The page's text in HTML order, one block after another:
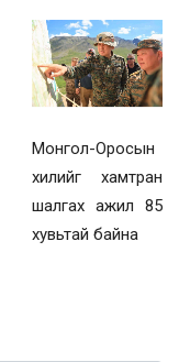
Монгол-Оросын
хилийг хамтран
шалгах ажил 85
хувьтай байна